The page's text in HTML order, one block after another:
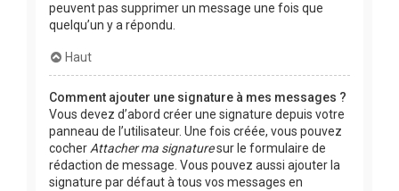
peuvent pas supprimer un message une fois que
quelqu’un y a répondu.
Haut
Comment ajouter une signature à mes messages ?
Vous devez d’abord créer une signature depuis votre
panneau de l’utilisateur. Une fois créée, vous pouvez
cocher Attacher ma signaturesur le formulaire de
rédaction de message. Vous pouvez aussi ajouter la
signature par défaut à tous vos messages en